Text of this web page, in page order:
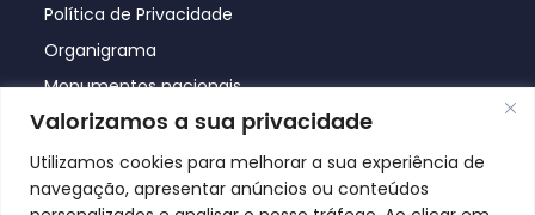
Valorizamos a sua privacidade
Utilizamos cookies para melhorar a sua experiência de
navegação, apresentar anúncios ou conteúdos
Política de Privacidade
Organigrama
Monumentos nacionais